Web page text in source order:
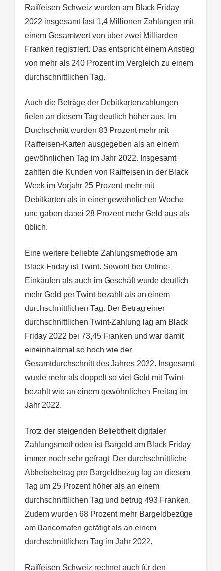
Raiffeisen Schweiz wurden am Black Friday
2022 insgesamt fast 1,4 Millionen Zahlungen mit
einem Gesamtwert von über zwei Milliarden
Franken registriert. Das entspricht einem Anstieg
von mehr als 240 Prozent im Vergleich zu einem
durchschnittlichen Tag.
Auch die Beträge der Debitkartenzahlungen
fielen an diesem Tag deutlich höher aus. Im
Durchschnitt wurden 83 Prozent mehr mit
Raiffeisen-Karten ausgegeben als an einem
gewöhnlichen Tag im Jahr 2022. Insgesamt
zahlten die Kunden von Raiffeisen in der Black
Week im Vorjahr 25 Prozent mehr mit
Debitkarten als in einer gewöhnlichen Woche
und gaben dabei 28 Prozent mehr Geld aus als
üblich.
Eine weitere beliebte Zahlungsmethode am
Black Friday ist Twint. Sowohl bei Online-
Einkäufen als auch im Geschäft wurde deutlich
mehr Geld per Twint bezahlt als an einem
durchschnittlichen Tag. Der Betrag einer
durchschnittlichen Twint-Zahlung lag am Black
Friday 2022 bei 73,45 Franken und war damit
eineinhalbmal so hoch wie der
Gesamtdurchschnitt des Jahres 2022. Insgesamt
wurde mehr als doppelt so viel Geld mit Twint
bezahlt wie an einem gewöhnlichen Freitag im
Jahr 2022.
Trotz der steigenden Beliebtheit digitaler
Zahlungsmethoden ist Bargeld am Black Friday
immer noch sehr gefragt. Der durchschnittliche
Abhebebetrag pro Bargeldbezug lag an diesem
Tag um 25 Prozent höher als an einem
durchschnittlichen Tag und betrug 493 Franken.
Zudem wurden 68 Prozent mehr Bargeldbezüge
am Bancomaten getätigt als an einem
durchschnittlichen Tag im Jahr 2022.
Raiffeisen Schweiz rechnet auch für den